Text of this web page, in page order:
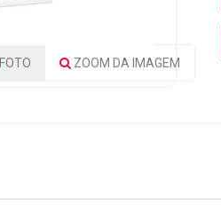
FOTO ZOOM DA IMAGEM